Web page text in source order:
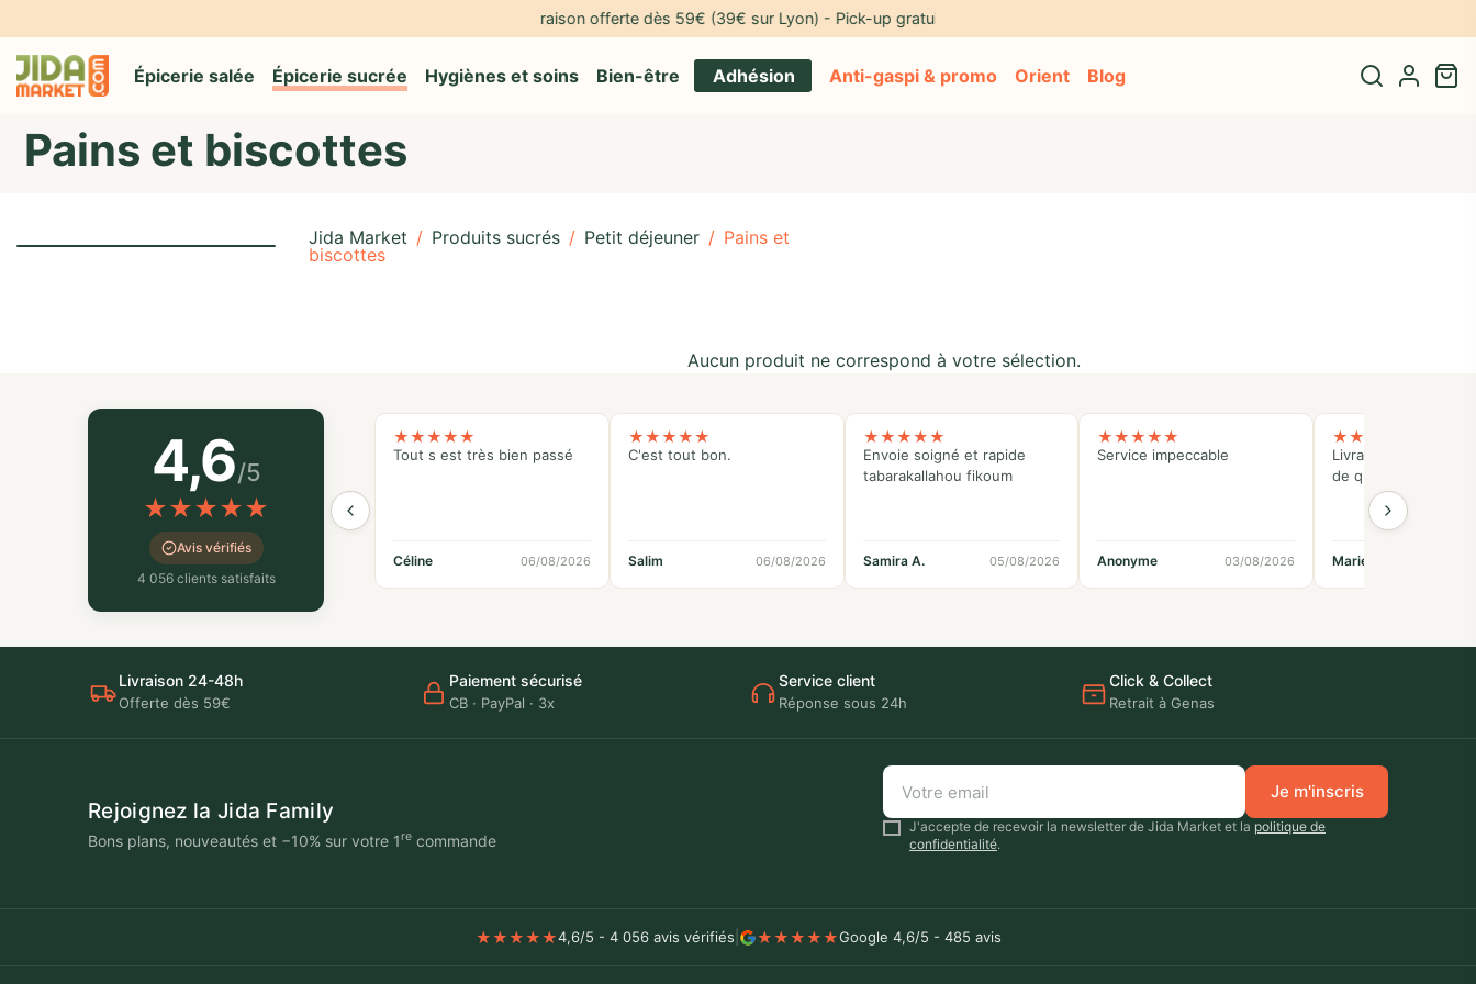
🎁 Livraison offerte dès 59€ (39€ sur Lyon) - Pick-up gratuit à notre adresse* 🎁
Épicerie salée Épicerie sucrée Hygiènes et soins Bien-être Adhésion Anti-gaspi & promo Orient Blog
Pains et biscottes
Jida Market / Produits sucrés / Petit déjeuner / Pains et
biscottes
Aucun produit ne correspond à votre sélection.
4,6/5
★★★★★
Avis vérifiés
4 056 clients satisfaits
★★★★★
Tout s est très bien passé
Céline 06/08/2026
★★★★★
C'est tout bon.
Salim 06/08/2026
★★★★★
Envoie soigné et rapide
tabarakallahou fikoum
Samira A. 05/08/2026
★★★★★
Service impeccable
Anonyme 03/08/2026
★★
Livraison rapide et
de qualité
Marielle
Livraison 24-48h
Offerte dès 59€
Paiement sécurisé
CB · PayPal · 3x
Service client
Réponse sous 24h
Click & Collect
Retrait à Genas
Rejoignez la Jida Family
Bons plans, nouveautés et −10% sur votre 1re commande
Votre
email
Je m'inscris
J'accepte de recevoir la newsletter de Jida Market et la politique de
confidentialité.
★★★★★4,6/5 - 4 056 avis vérifiés ★★★★★Google 4,6/5 - 485 avis